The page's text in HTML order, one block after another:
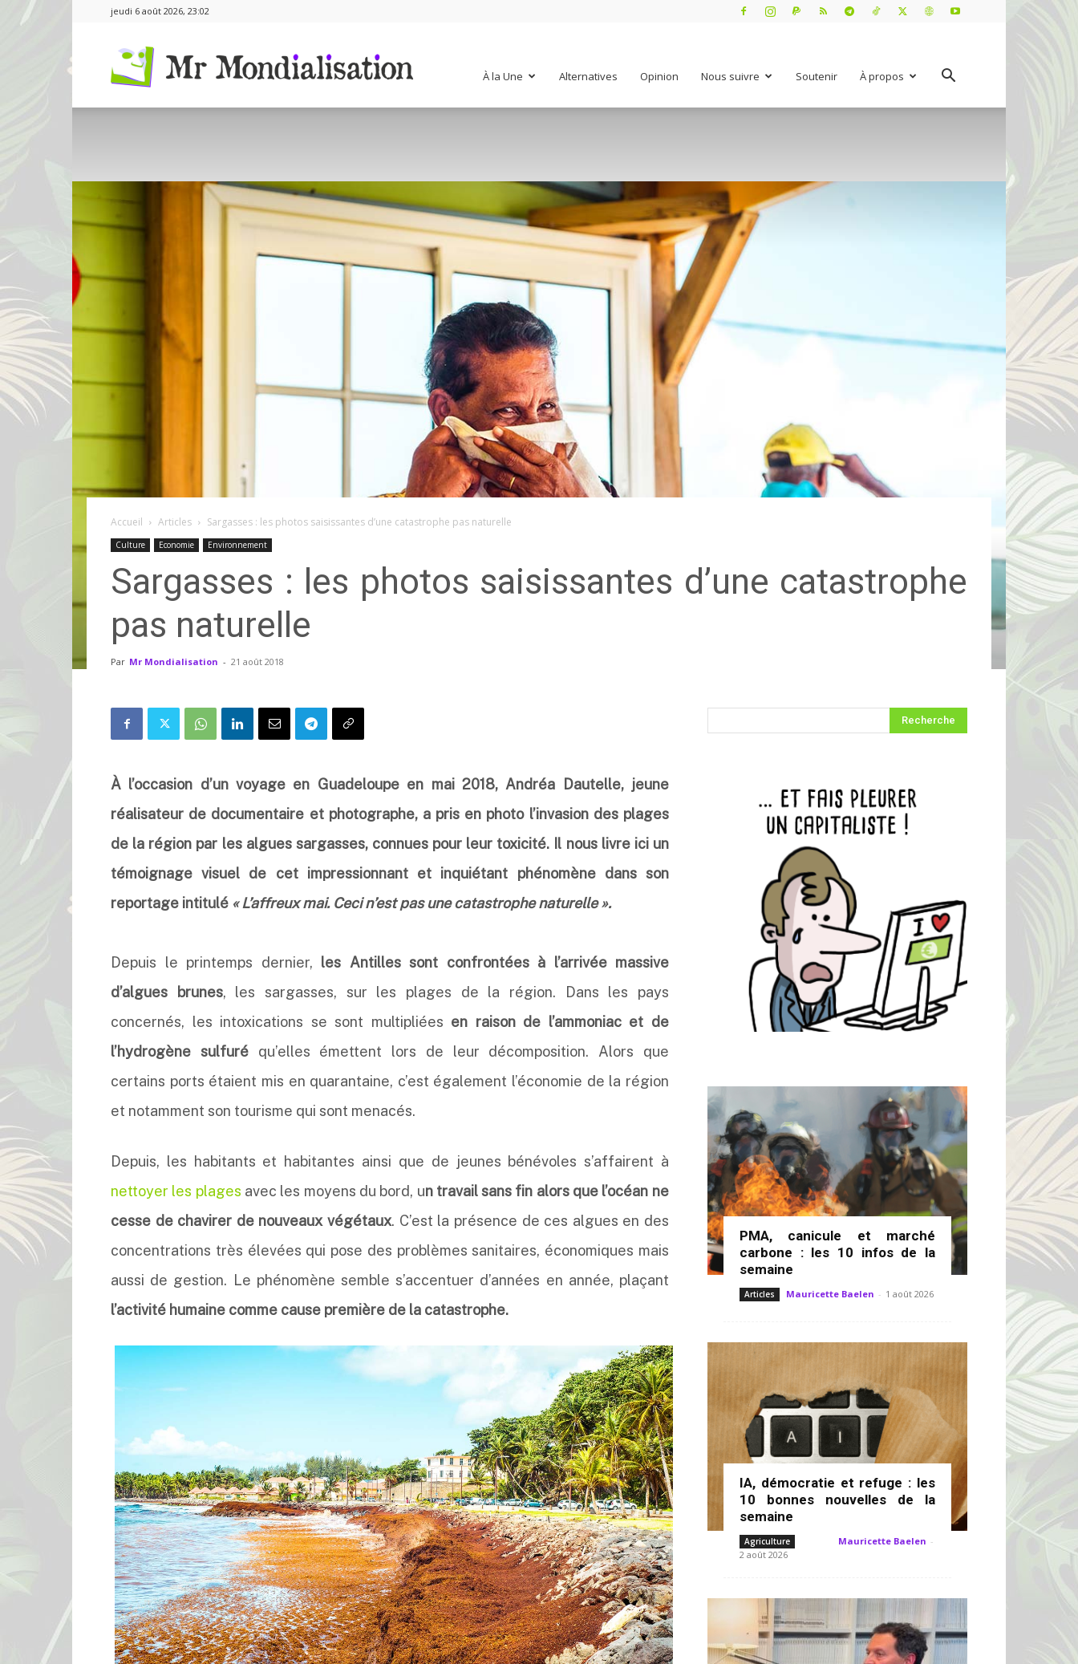
jeudi 6 août 2026, 23:02
À la Une Alternatives Opinion Nous suivre Soutenir À propos
Accueil Articles Sargasses : les photos saisissantes d’une catastrophe pas naturelle
Culture Economie Environnement
Sargasses : les photos saisissantes d’une catastrophe
pas naturelle
Par Mr Mondialisation - 21 août 2018
À l’occasion d’un voyage en Guadeloupe en mai 2018, Andréa Dautelle, jeune
réalisateur de documentaire et photographe, a pris en photo l’invasion des plages
de la région par les algues sargasses, connues pour leur toxicité. Il nous livre ici un
témoignage visuel de cet impressionnant et inquiétant phénomène dans son
reportage intitulé « L’affreux mai. Ceci n’est pas une catastrophe naturelle ».
Depuis le printemps dernier, les Antilles sont confrontées à l’arrivée massive
d’algues brunes, les sargasses, sur les plages de la région. Dans les pays
concernés, les intoxications se sont multipliées en raison de l’ammoniac et de
l’hydrogène sulfuréqu’elles émettent lors de leur décomposition. Alors que
certains ports étaient mis en quarantaine, c’est également l’économie de la région
et notamment son tourisme qui sont menacés.
Depuis, les habitants et habitantes ainsi que de jeunes bénévoles s’affairent à
nettoyer les plages avec les moyens du bord, un travail sans fin alors que l’océan ne
cesse de chavirer de nouveaux végétaux. C’est la présence de ces algues en des
concentrations très élevées qui pose des problèmes sanitaires, économiques mais
aussi de gestion. Le phénomène semble s’accentuer d’années en année, plaçant
l’activité humaine comme cause première de la catastrophe.
PMA, canicule et marché
carbone : les 10 infos de la
semaine
Articles Mauricette Baelen - 1 août 2026
IA, démocratie et refuge : les
10 bonnes nouvelles de la
semaine
Agriculture Mauricette Baelen -
2 août 2026